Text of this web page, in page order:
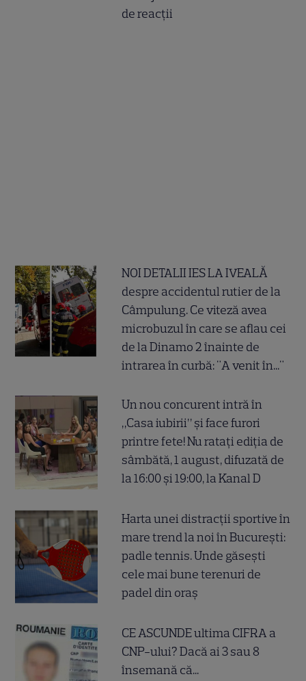
de reacții
NOI DETALII IES LA IVEALĂ
despre accidentul rutier de la
Câmpulung. Ce viteză avea
microbuzul în care se aflau cei
de la Dinamo 2 înainte de
intrarea în curbă: "A venit în..."
Un nou concurent intră în
„Casa iubirii” și face furori
printre fete! Nu ratați ediția de
sâmbătă, 1 august, difuzată de
la 16:00 și 19:00, la Kanal D
Harta unei distracții sportive în
mare trend la noi în București:
padle tennis. Unde găsești
cele mai bune terenuri de
padel din oraș
CE ASCUNDE ultima CIFRA a
CNP-ului? Dacă ai 3 sau 8
însemană că...